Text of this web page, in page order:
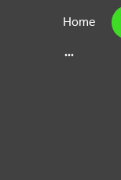
Home